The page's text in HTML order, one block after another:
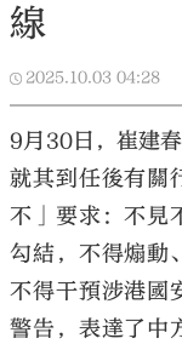
線
2025.10.03 04:28
9月30日，崔建
就其到任後有關
不」要求：不見
勾結，不得煽動
不得干預涉港國
警告，表達了中